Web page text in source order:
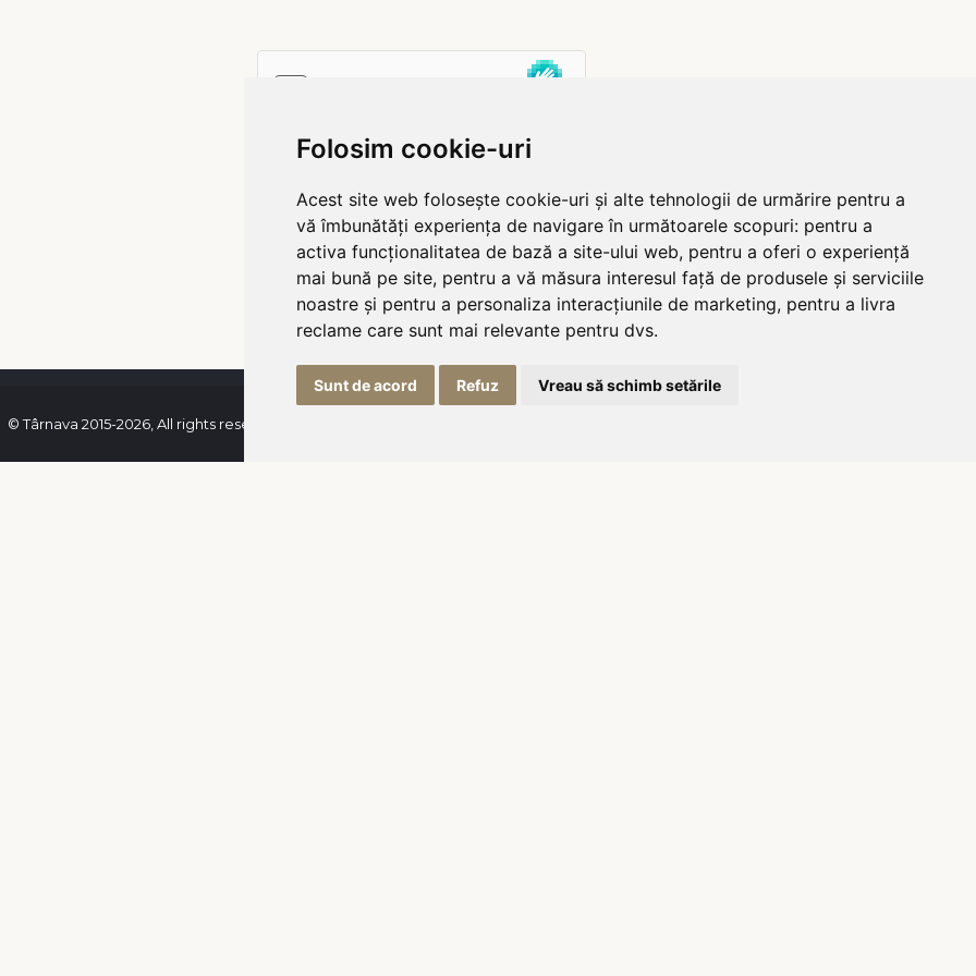
Folosim cookie-uri
Acest site web folosește cookie-uri și alte tehnologii de urmărire pentru a
vă îmbunătăți experiența de navigare în următoarele scopuri: pentru a
activa funcționalitatea de bază a site-ului web, pentru a oferi o experiență
mai bună pe site, pentru a vă măsura interesul față de produsele și serviciile
noastre și pentru a personaliza interacțiunile de marketing, pentru a livra
reclame care sunt mai relevante pentru dvs.
Sunt de acord Refuz Vreau să schimb setările
© Târnava 2015-2026, All rights reserved | Programator